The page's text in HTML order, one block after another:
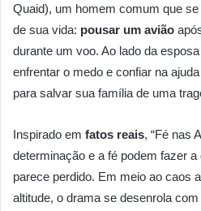
Quaid), um homem comum que
de sua vida: pousar um avião
durante um voo. Ao lado da
enfrentar o medo e confiar na
para salvar sua família de uma
Inspirado em fatos reais, “Fé nas
determinação e a fé podem fazer
parece perdido. Em meio ao caos
altitude, o drama se desenrola